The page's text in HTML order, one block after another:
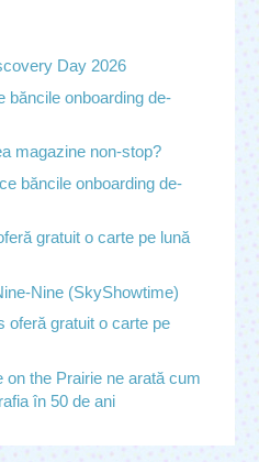
Day 2026
băncile onboarding de-
magazine non-stop?
băncile onboarding de-
gratuit o carte pe lună
Nine (SkyShowtime)
oferă gratuit o carte pe
on the Prairie ne arată cum
în 50 de ani